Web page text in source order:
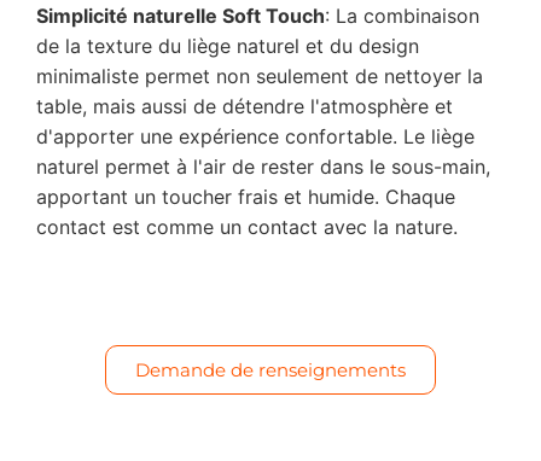
Simplicité naturelle Soft Touch: La combinaison
de la texture du liège naturel et du design
minimaliste permet non seulement de nettoyer la
table, mais aussi de détendre l'atmosphère et
d'apporter une expérience confortable. Le liège
naturel permet à l'air de rester dans le sous-main,
apportant un toucher frais et humide. Chaque
contact est comme un contact avec la nature.
Demande de renseignements